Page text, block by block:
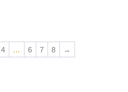
4 … 6 7 8 →